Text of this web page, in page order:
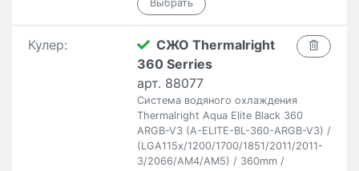
Кулер:
СЖО Thermalright
360 Serries
арт. 88077
Система водяного охлаждения
Thermalright Aqua Elite Black 360
ARGB-V3 (A-ELITE-BL-360-ARGB-V3) /
(LGA115x/1200/1700/1851/2011/2011-
3/2066/AM4/AM5) / 360mm /